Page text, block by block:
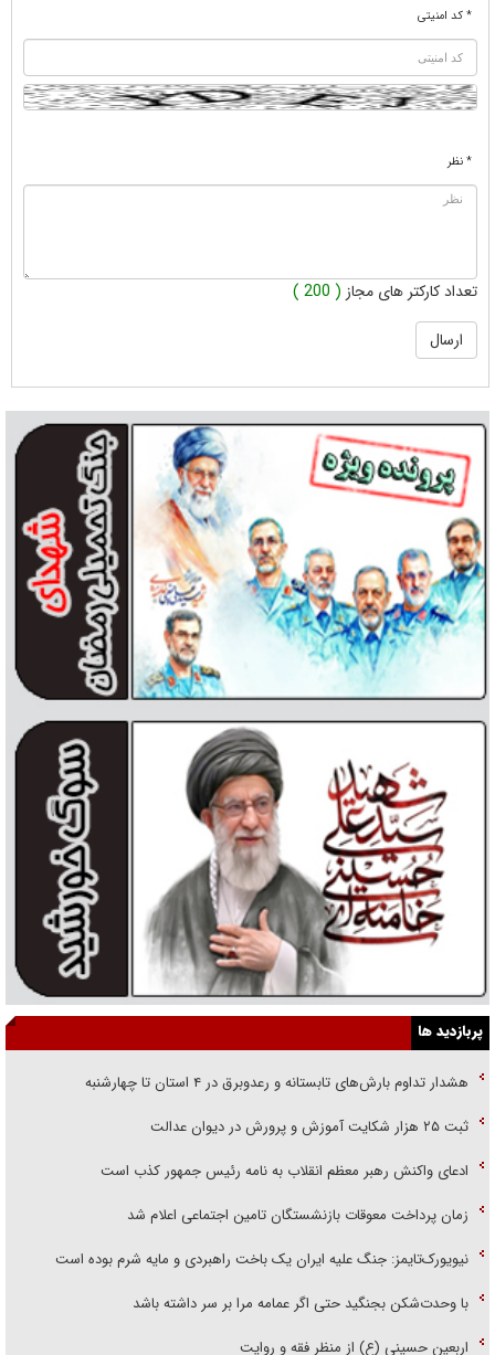
* کد امنیتی
* نظر
تعداد کارکتر های مجاز ( 200 )
پربازدید ها
هشدار تداوم بارش‌های تابستانه و رعدوبرق در ۴ استان تا چهارشنبه
ثبت ۲۵ هزار شکایت آموزش و پرورش در دیوان عدالت
ادعای واکنش رهبر معظم انقلاب به نامه رئیس جمهور کذب است
زمان پرداخت معوقات بازنشستگان تامین اجتماعی اعلام شد
نیویورک‌تایمز: جنگ علیه ایران یک باخت راهبردی و مایه شرم بوده است
با وحدت‌شکن بجنگید حتی اگر عمامه مرا بر سر داشته باشد
اربعین حسینی (ع) از منظر فقه و روایت